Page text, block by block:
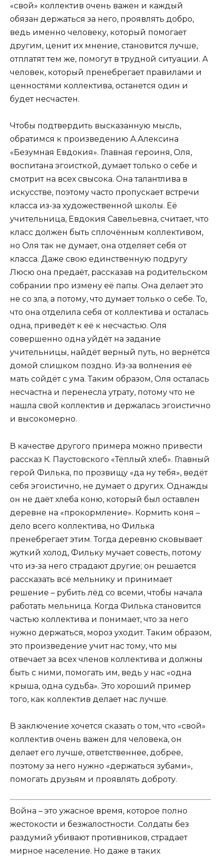
«свой» коллектив очень важен и каждый
обязан держаться за него, проявлять добро,
ведь именно человеку, который помогает
другим, ценит их мнение, становится лучше,
отплатят тем же, помогут в трудной ситуации. А
человек, который пренебрегает правилами и
ценностями коллектива, останется один и
будет несчастен.
Чтобы подтвердить высказанную мысль,
обратимся к произведению А.Алексина
«Безумная Евдокия». Главная героиня, Оля,
воспитана эгоисткой, думает только о себе и
смотрит на всех свысока. Она талантлива в
искусстве, поэтому часто пропускает встречи
класса из-за художественной школы. Её
учительница, Евдокия Савельевна, считает, что
класс должен быть сплочённым коллективом,
но Оля так не думает, она отделяет себя от
класса. Даже свою единственную подругу
Люсю она предаёт, рассказав на родительском
собрании про измену её папы. Она делает это
не со зла, а потому, что думает только о себе. То,
что она отделила себя от коллектива и осталась
одна, приведёт к её к несчастью. Оля
совершенно одна уйдёт на задание
учительницы, найдёт верный путь, но вернётся
домой слишком поздно. Из-за волнения её
мать сойдёт с ума. Таким образом, Оля осталась
несчастна и перенесла утрату, потому что не
нашла свой коллектив и держалась эгоистично
и высокомерно.
В качестве другого примера можно привести
рассказ К. Паустовского «Тёплый хлеб». Главный
герой Филька, по прозвищу «да ну тебя», ведёт
себя эгоистично, не думает о других. Однажды
он не даёт хлеба коню, который был оставлен
деревне на «прокормление». Кормить коня –
дело всего коллектива, но Филька
пренебрегает этим. Тогда деревню сковывает
жуткий холод, Фильку мучает совесть, потому
что из-за него страдают другие; он решается
рассказать всё мельнику и принимает
решение – рубить лёд со всеми, чтобы начала
работать мельница. Когда Филька становится
частью коллектива и понимает, что за него
нужно держаться, мороз уходит. Таким образом,
это произведение учит нас тому, что мы
отвечает за всех членов коллектива и должны
быть с ними, помогать им, ведь у нас «одна
крыша, одна судьба». Это хороший пример
того, как коллектив делает нас лучше.
В заключение хочется сказать о том, что «свой»
коллектив очень важен для человека, он
делает его лучше, ответственнее, добрее,
поэтому за него нужно «держаться зубами»,
помогать друзьям и проявлять доброту.
Война – это ужасное время, которое полно
жестокости и безжалостности. Солдаты без
раздумий убивают противников, страдает
мирное население. Но даже в таких